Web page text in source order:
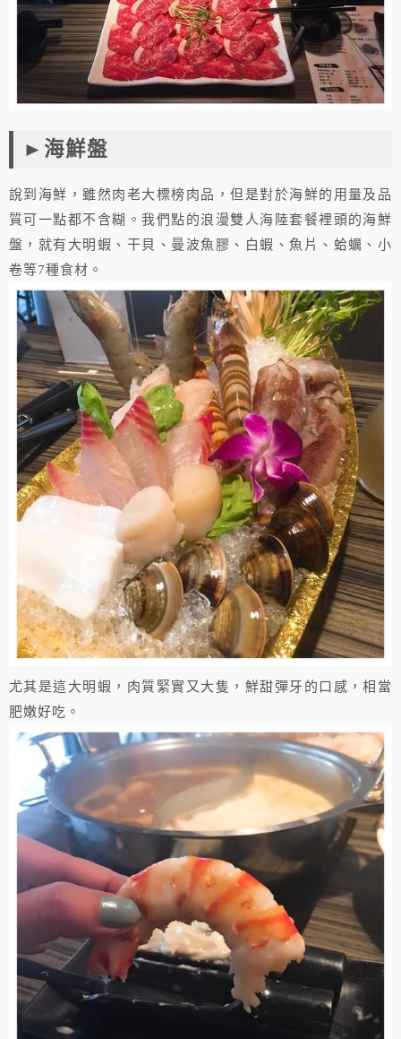
►海鮮盤
說到海鮮，雖然肉老大標榜肉品，但是對於海鮮的用量及品
質可一點都不含糊。我們點的浪漫雙人海陸套餐裡頭的海鮮
盤，就有大明蝦、干貝、曼波魚膠、白蝦、魚片、蛤蠣、小
卷等7種食材。
尤其是這大明蝦，肉質緊實又大隻，鮮甜彈牙的口感，相當
肥嫩好吃。